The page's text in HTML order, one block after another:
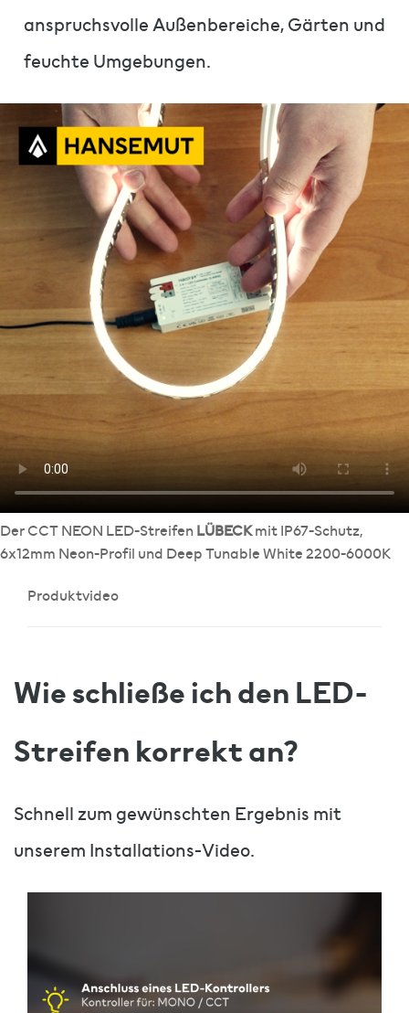
anspruchsvolle Außenbereiche, Gärten und
feuchte Umgebungen.
Der CCT NEON LED-Streifen LÜBECKmit IP67-Schutz,
6x12mm Neon-Profil und Deep Tunable White 2200-6000K
Produktvideo
Wie schließe ich den LED-
Streifen korrekt an?
Schnell zum gewünschten Ergebnis mit
unserem Installations-Video.